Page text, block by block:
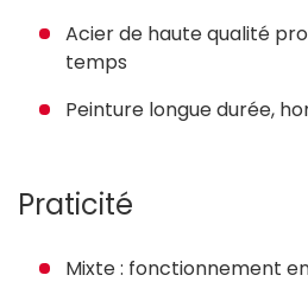
Acier de haute qualité
temps
Peinture longue durée,
Praticité
Mixte : fonctionnement